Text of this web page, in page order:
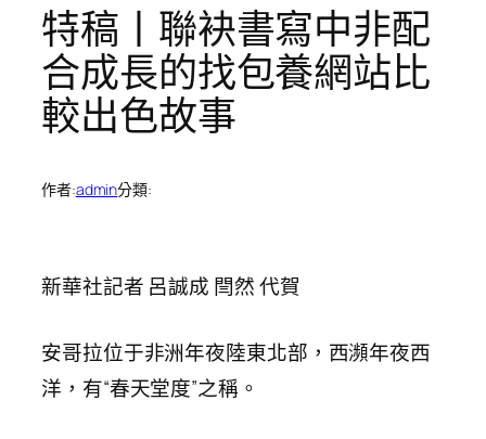
特稿丨聯袂書寫中非配
合成長的找包養網站比
較出色故事
作者:admin分類:
新華社記者 呂誠成 閆然 代賀
安哥拉位于非洲年夜陸東北部，西瀕年夜西
洋，有“春天堂度”之稱。